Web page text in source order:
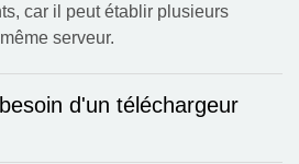
car il peut établir plusieurs
serveur.
d'un téléchargeur